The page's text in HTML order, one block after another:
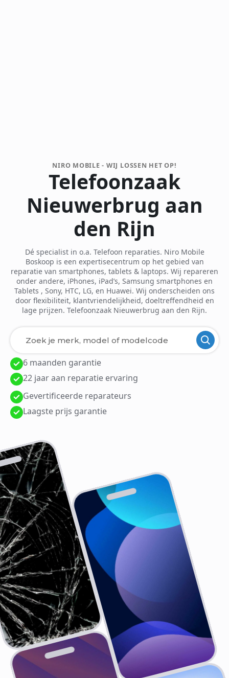
NIRO MOBILE - WIJ LOSSEN HET OP!
Telefoonzaak
Nieuwerbrug aan
den Rijn
Dé specialist in o.a. Telefoon reparaties. Niro Mobile
Boskoop is een expertisecentrum op het gebied van
reparatie van smartphones, tablets & laptops. Wij repareren
onder andere, iPhones, iPad’s, Samsung smartphones en
Tablets , Sony, HTC, LG, en Huawei. Wij onderscheiden ons
door flexibiliteit, klantvriendelijkheid, doeltreffendheid en
lage prijzen. Telefoonzaak Nieuwerbrug aan den Rijn.
Laden van modellen..
6 maanden garantie
22 jaar aan reparatie ervaring
Gevertificeerde reparateurs
Laagste prijs garantie